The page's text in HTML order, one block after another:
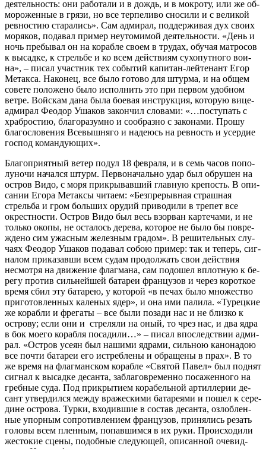
де­я­тель­ность: они ра­бо­та­ли и в дождь, и в мок­ро­ту, или же об­
мо­ро­жен­ные в гря­зи, но все тер­пе­ли­во сно­си­ли и с ве­ли­кой
рев­но­стию ста­ра­лись». Сам адми­рал, под­дер­жи­вая дух сво­их
мо­ря­ков, по­да­вал при­мер неуто­ми­мой де­я­тель­но­сти. «День и
ночь пре­бы­вал он на ко­раб­ле сво­ем в тру­дах, обу­чая мат­ро­сов
к вы­сад­ке, к стрель­бе и ко всем дей­стви­ям су­хо­пут­но­го во­и­
на», – пи­сал участ­ник тех со­бы­тий ка­пи­тан-лей­те­нант Егор
Ме­так­са. На­ко­нец, все бы­ло го­то­во для штур­ма, и на об­щем
со­ве­те по­ло­же­но бы­ло ис­пол­нить это при пер­вом удоб­ном
вет­ре. Вой­скам да­на бы­ла бо­е­вая ин­струк­ция, ко­то­рую ви­це-
адми­рал Фе­о­дор Уша­ков за­кон­чил сло­ва­ми: «…по­сту­пать с
храб­ро­стию, бла­го­ра­зум­но и со­об­раз­но с за­ко­на­ми. Про­шу
бла­го­сло­ве­ния Все­выш­ня­го и на­де­юсь на рев­ность и усер­дие
гос­под ко­ман­ду­ю­щих».
Бла­го­при­ят­ный ве­тер по­дул 18 фев­ра­ля, и в семь ча­сов по­по­
лу­но­чи на­чал­ся штурм. Пер­во­на­чаль­но удар был об­ру­шен на
ост­ров Ви­до, с мо­ря при­кры­вав­ший глав­ную кре­пость. В опи­
са­нии Его­ра Ме­так­сы чи­та­ем: «Без­пре­рыв­ная страш­ная
стрель­ба и гром боль­ших ору­дий при­во­ди­ли в тре­пет все
окрест­но­сти. Ост­ров Ви­до был весь взо­рван кар­те­ча­ми, и не
толь­ко око­пы, не оста­лось де­ре­ва, ко­то­рое не бы­ло бы по­вре­
жде­но сим ужас­ным же­лез­ным гра­дом». В ре­ши­тель­ных слу­
ча­ях Фе­о­дор Уша­ков по­да­вал со­бою при­мер: так и те­перь, сиг­
на­лом при­ка­зав­ши всем су­дам про­дол­жать свои дей­ствия
несмот­ря на дви­же­ние флаг­ма­на, сам по­до­шел вплот­ную к бе­
ре­гу про­тив силь­ней­шей ба­та­реи фран­цу­зов и через ко­рот­кое
вре­мя сбил эту ба­та­рею, у ко­то­рой «в пе­чах бы­ло мно­же­ство
при­го­тов­лен­ных ка­ле­ных ядер», и она ими па­ли­ла. «Ту­рец­кие
же ко­раб­ли и фре­га­ты – все бы­ли по­за­ди нас и не близ­ко к
ост­ро­ву; ес­ли они и стре­ля­ли на оный, то чрез нас, и два яд­ра
в бок мо­е­го ко­раб­ля по­са­ди­ли…» – пи­сал впо­след­ствии адми­
рал. «Ост­ров усе­ян был на­ши­ми яд­ра­ми, силь­ною ка­но­на­дою
все по­чти ба­та­реи его ис­треб­ле­ны и об­ра­ще­ны в прах». В то
же вре­мя на флаг­ман­ском ко­раб­ле «Свя­той Па­вел» был под­нят
сиг­нал к вы­сад­ке де­сан­та, за­бла­говре­мен­но по­са­жен­но­го на
греб­ные су­да. Под при­кры­ти­ем ко­ра­бель­ной ар­тил­ле­рии де­
сант утвер­дил­ся меж­ду вра­же­ски­ми ба­та­ре­я­ми и по­шел к се­ре­
дине ост­ро­ва. Тур­ки, вхо­див­шие в со­став де­сан­та, озлоб­лен­
ные упор­ным со­про­тив­ле­ни­ем фран­цу­зов, при­ня­лись ре­зать
го­ло­вы всем плен­ным, по­пав­шим­ся в их ру­ки. Про­ис­хо­ди­ли
же­сто­кие сце­ны, по­доб­ные сле­ду­ю­щей, опи­сан­ной оче­вид­